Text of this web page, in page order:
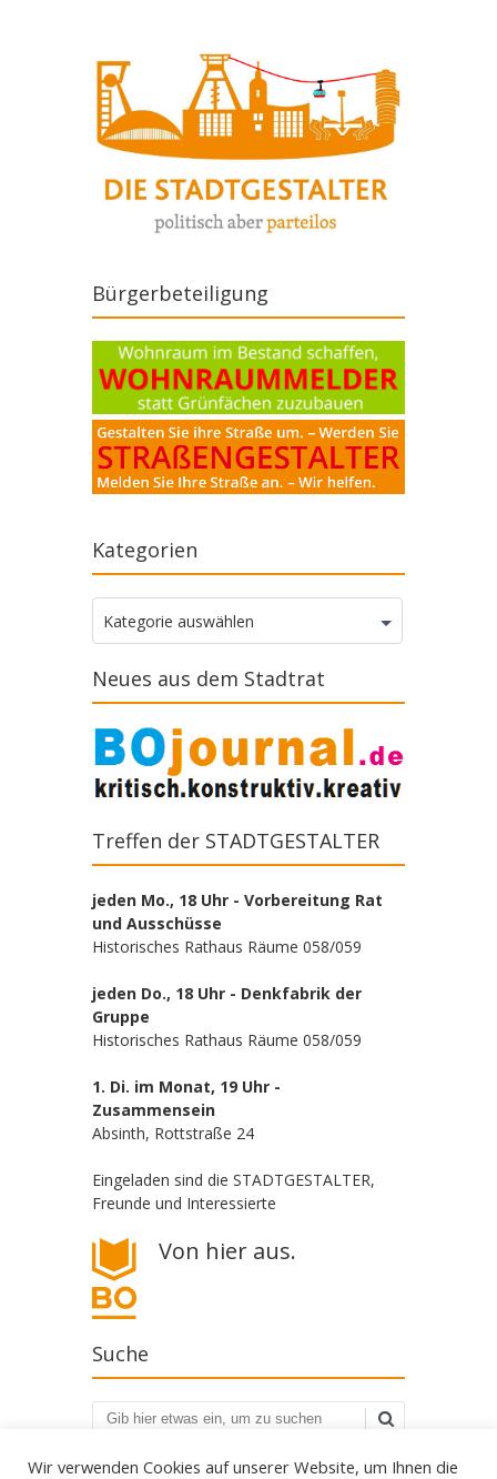
Bürgerbeteiligung
Kategorien
Kategorien
Kategorie auswählen
Neues aus dem Stadtrat
Treffen der STADTGESTALTER
jeden Mo., 18 Uhr - Vorbereitung Rat
und Ausschüsse
Historisches Rathaus Räume 058/059
jeden Do., 18 Uhr - Denkfabrik der
Gruppe
Historisches Rathaus Räume 058/059
1. Di. im Monat, 19 Uhr -
Zusammensein
Absinth, Rottstraße 24
Eingeladen sind die STADTGESTALTER,
Freunde und Interessierte
Von hier aus.
Suche
Suchen
Wir verwenden Cookies auf unserer Website, um Ihnen die